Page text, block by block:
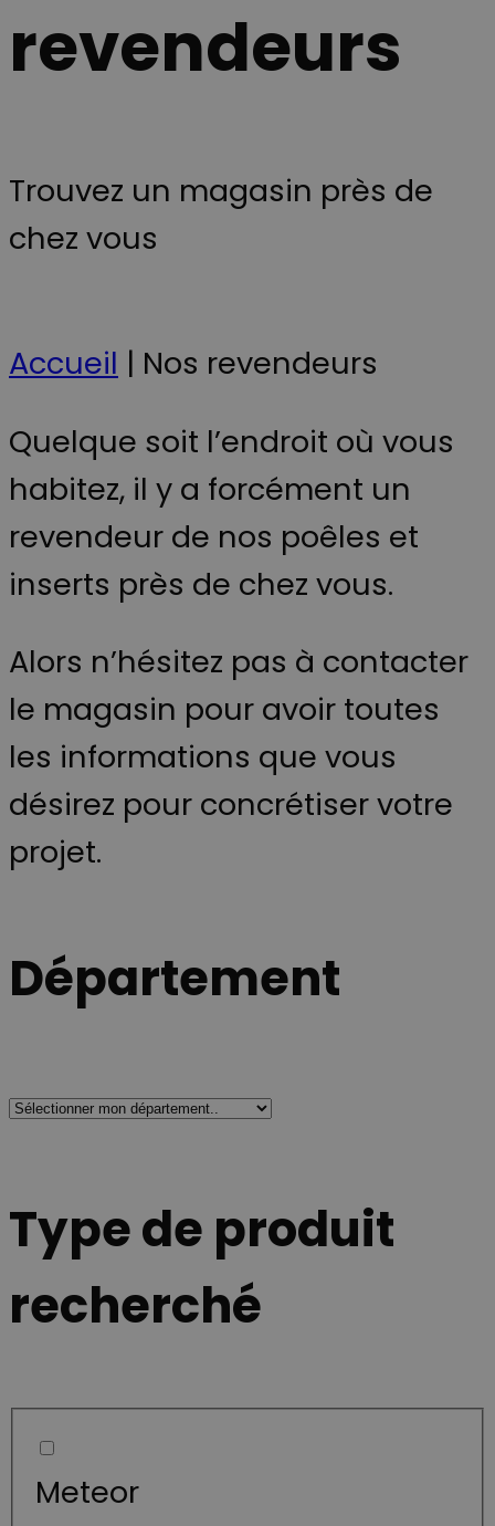
revendeurs
Trouvez un magasin près de
chez vous
Accueil | Nos revendeurs
Quelque soit l’endroit où vous
habitez, il y a forcément un
revendeur de nos poêles et
inserts près de chez vous.
Alors n’hésitez pas à contacter
le magasin pour avoir toutes
les informations que vous
désirez pour concrétiser votre
projet.
Département
Type de produit
recherché
Meteor